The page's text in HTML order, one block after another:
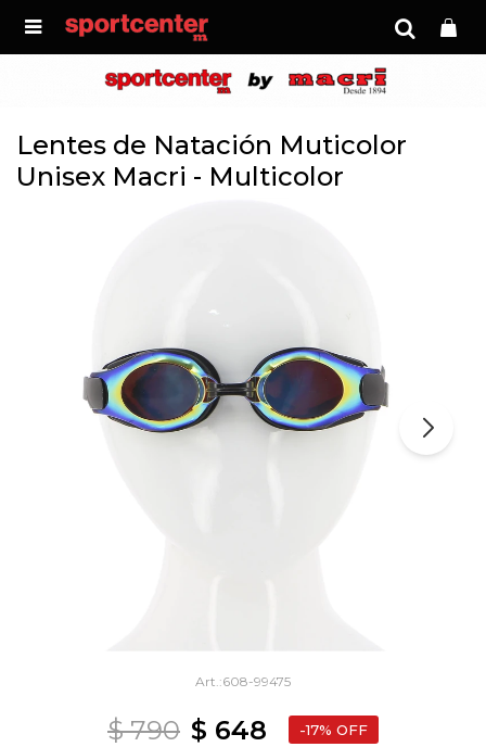

Lentes de Natación Muticolor
Unisex Macri - Multicolor
608-99475
$ 648
$ 790 17